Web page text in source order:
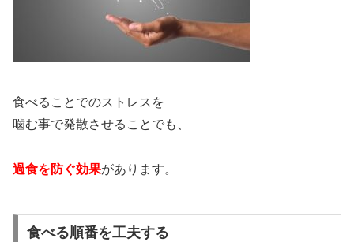
食べることでのストレスを
噛む事で発散させることでも、
過食を防ぐ効果があります。
食べる順番を工夫する